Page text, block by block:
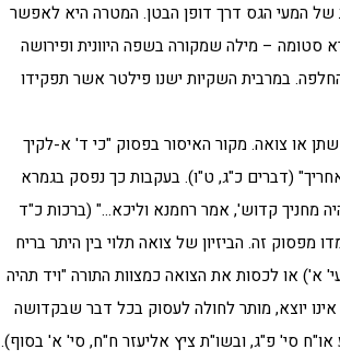
של המעי הגס דרך דופן הבטן. המטרה היא לאפשר
– מילה שמקורה בשפה היוונית ופירושה
במרבית השקיות ישנו פילטר אשר תפקידו
או צואה. מקור האיסור בפסוק "כי ד' א-לקיך
(דברים כ"ג, ט"ו). בעקבות כך נפסק בגמרא
מחניך קדוש', אמר רחמנא וליכא…" (ברכות כ"ד
מפסוק זה. הביזיון של צואה תלוי בין היתר בריח
א') או לכסות את הצואה כמצוות התורה "ויד תהיה
יוצא, מותר לחולה לעסוק בכל דבר שבקדושה
סי' פ"ג, ובשו"ת ציץ אליעזר ח"ח, סי' א' בסוף).